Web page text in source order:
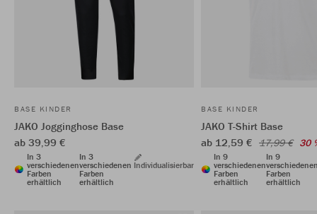
BASE KINDER
JAKO Jogginghose Base
ab 39,99 €
In 3
verschiedenen
Farben
erhältlich
In 3
verschiedenen
Farben
erhältlich
Individualisierbar
BASE KINDER
JAKO T-Shirt Base
ab 12,59 € 17,99 € 30
In 9
verschiedenen
Farben
erhältlich
In 9
Farben
erhältlich